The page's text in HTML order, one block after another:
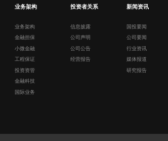
业务架构
业务架构
金融担保
小微金融
工程保证
投资资管
金融科技
国际业务
投资者关系
信息披露
公司声明
公司公告
经营报告
新闻资讯
国投要闻
公司要闻
行业资讯
媒体报道
研究报告